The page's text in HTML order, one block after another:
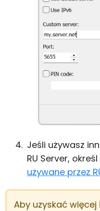
Jeśli używasz
RU Server,
używane przez
Aby uzyskać